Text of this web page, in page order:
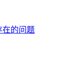
在的问题